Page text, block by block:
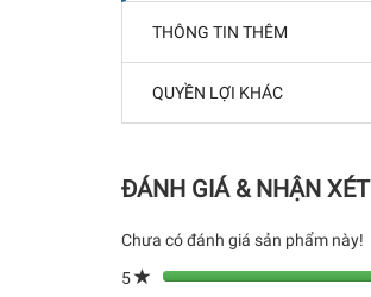
THÔNG TIN THÊM
QUYỀN LỢI KHÁC
ĐÁNH GIÁ & NHẬN XÉT
Chưa có đánh giá sản phẩm này!
5